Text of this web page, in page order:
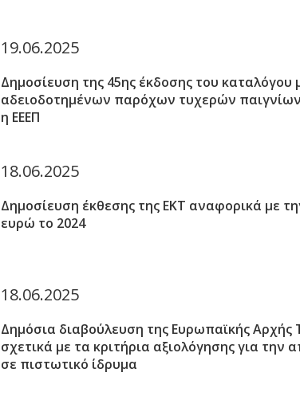
19.06.2025
Δημοσίευση της 45ης έκδοσης του καταλόγου
αδειοδοτημένων παρόχων τυχερών παιγνίων
η ΕΕΕΠ
18.06.2025
Δημοσίευση έκθεσης της ΕΚΤ αναφορικά με
ευρώ το 2024
18.06.2025
Δημόσια διαβούλευση της Ευρωπαϊκής
σχετικά με τα κριτήρια αξιολόγησης για την
σε πιστωτικό ίδρυμα